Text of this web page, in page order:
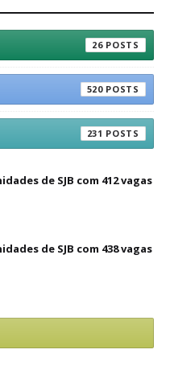
26
520
231
de SJB com 412 vagas
de SJB com 438 vagas